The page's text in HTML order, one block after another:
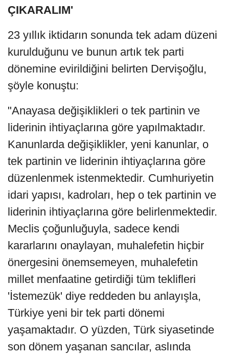
ÇIKARALIM'
23 yıllık iktidarın sonunda tek adam düzeni
kurulduğunu ve bunun artık tek parti
dönemine evirildiğini belirten Dervişoğlu,
şöyle konuştu:
"Anayasa değişiklikleri o tek partinin ve
liderinin ihtiyaçlarına göre yapılmaktadır.
Kanunlarda değişiklikler, yeni kanunlar, o
tek partinin ve liderinin ihtiyaçlarına göre
düzenlenmek istenmektedir. Cumhuriyetin
idari yapısı, kadroları, hep o tek partinin ve
liderinin ihtiyaçlarına göre belirlenmektedir.
Meclis çoğunluğuyla, sadece kendi
kararlarını onaylayan, muhalefetin hiçbir
önergesini önemsemeyen, muhalefetin
millet menfaatine getirdiği tüm teklifleri
'İstemezük' diye reddeden bu anlayışla,
Türkiye yeni bir tek parti dönemi
yaşamaktadır. O yüzden, Türk siyasetinde
son dönem yaşanan sancılar, aslında